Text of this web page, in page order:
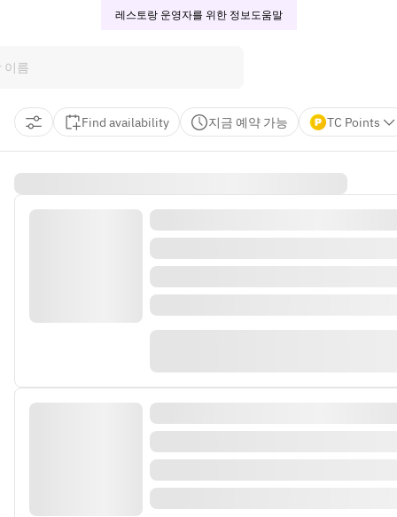
레스토랑 운영자를 위한 정보도움말
Find availability 지금 예약 가능 TC Points